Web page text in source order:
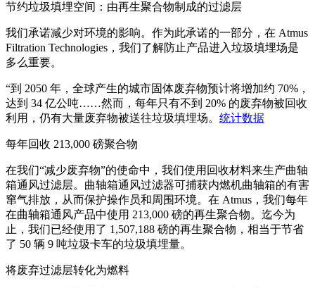
节约垃圾填埋空间：由再生聚合物制成的过滤层
我们承诺减少对环境的影响。作为此承诺的一部分，在 Atmus
Filtration Technologies，我们了解防止产品进入垃圾填埋场是
多么重要。
“到 2050 年，全球产生的城市固体废弃物预计将增加约 70%，
达到 34 亿公吨……然而，每年只有不到 20% 的废弃物被回收
利用，仍有大量废弃物被送往垃圾填埋场。 统计数据
每年回收 213,000 磅聚合物
在我们“减少废弃物”的使命中，我们使用回收材料来生产曲轴
箱通风过滤层。曲轴箱通风过滤器可捕获内燃机曲轴箱的有害
窜气排放，从而保护操作员和周围环境。在 Atmus，我们每年
在曲轴箱通风产品中使用 213,000 磅的再生聚合物。迄今为
止，我们已经使用了 1,507,188 磅的再生聚合物，相当于节省
了 50 辆 9 吨垃圾卡车的垃圾填埋量。
将废弃过滤层转化为燃料